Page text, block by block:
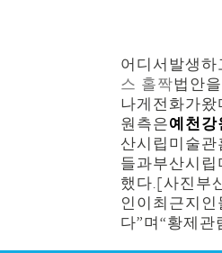
어디서발생
스 홀짝법안
나게전화가
원측은예천
산시립미술
들과부산시
했다.[사진부
인이최근지
다”며“황제